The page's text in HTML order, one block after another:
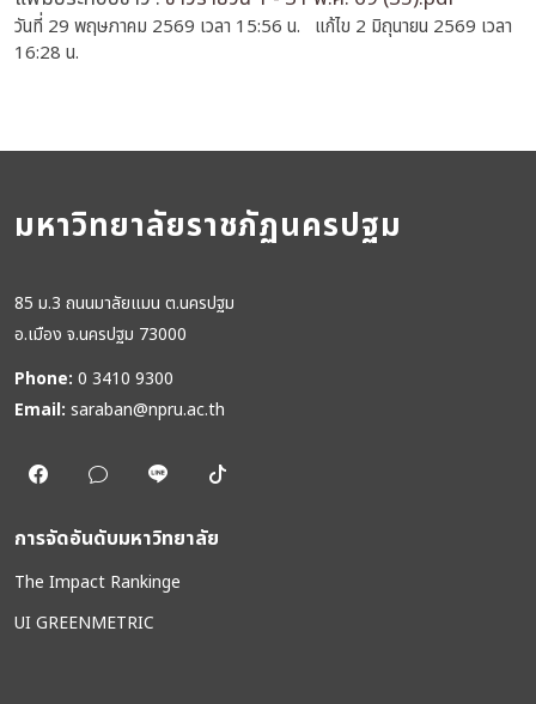
วันที่ 29 พฤษภาคม 2569 เวลา 15:56 น. แก้ไข 2 มิถุนายน 2569 เวลา
16:28 น.
มหาวิทยาลัยราชภัฏนครปฐม
85 ม.3 ถนนมาลัยแมน ต.นครปฐม
อ.เมือง จ.นครปฐม 73000
Phone: 0 3410 9300
Email: saraban@npru.ac.th
การจัดอันดับมหาวิทยาลัย
The Impact Rankinge
UI GREENMETRIC